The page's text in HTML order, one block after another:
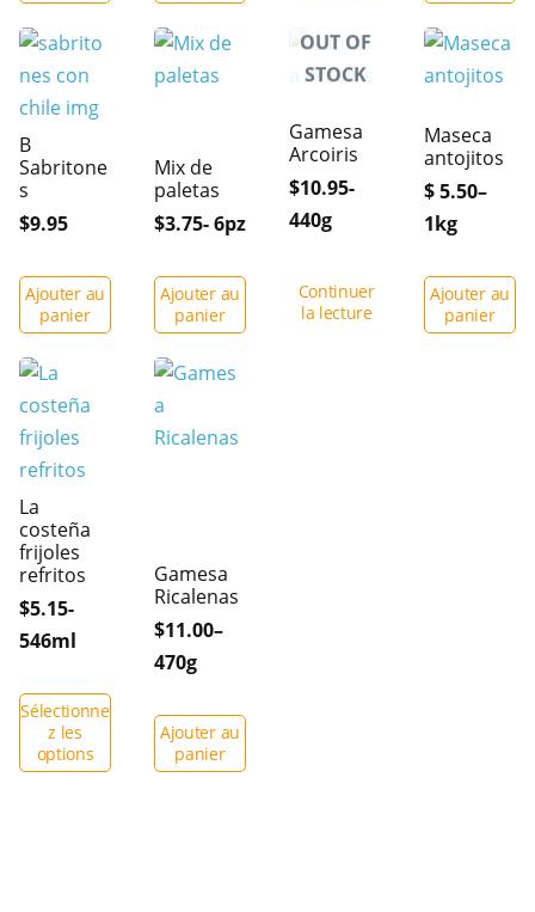
B
Sabritone
s
$9.95
Ajouter au
panier
Mix de
paletas
$3.75- 6pz
Ajouter au
panier
OUT OF
STOCK
Gamesa
Arcoiris
$10.95-
440g
Continuer
la lecture
Maseca
antojitos
$ 5.50–
1kg
Ajouter au
panier
La
costeña
frijoles
refritos
$5.15-
546ml
Sélectionne
z les
options
Gamesa
Ricalenas
$11.00–
470g
Ajouter au
panier